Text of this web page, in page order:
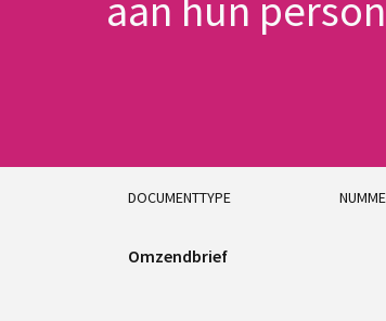
aan hun
DOCUMENTTYPE
Omzendbrief